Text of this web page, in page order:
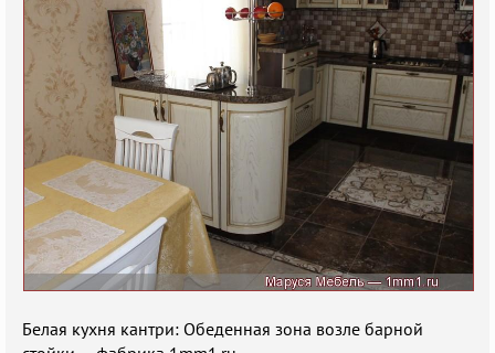
Белая кухня кантри: Обеденная зона возле барной